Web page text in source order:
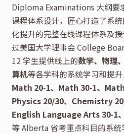
Diploma Examinations 大纲要
课程体系设计，匠心打造了系
化提升的完整在线课程体系及
过美国大学理事会 College
12 学生提供线上的数学、物理
算机等各学科的系统学习和提
Math 20-1、Math 30-1、
Physics 20/30、Chemistry
English Language Arts 30-1
等 Alberta 省考重点科目的系